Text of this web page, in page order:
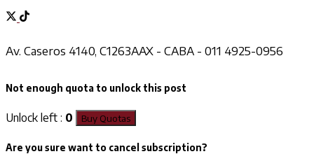
Av. Caseros 4140, C1263AAX - CABA - 011 4925-0956
Not enough quota to unlock this post
Unlock left : 0 Buy Quotas
Are you sure want to cancel subscription?